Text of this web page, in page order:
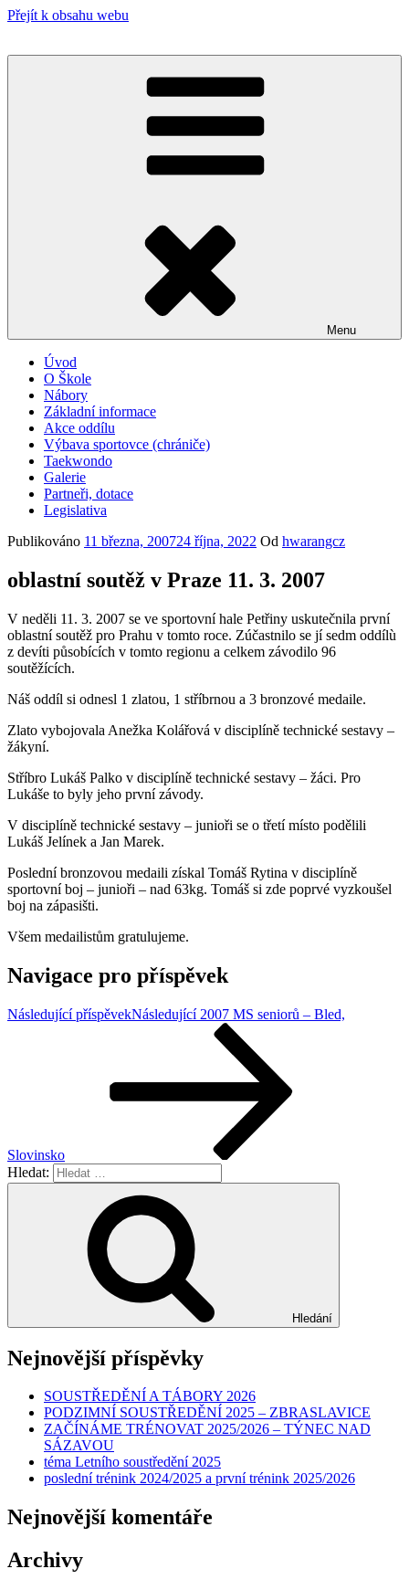
Přejít k obsahu webu
Menu
Úvod
O Škole
Nábory
Základní informace
Akce oddílu
Výbava sportovce (chrániče)
Taekwondo
Galerie
Partneři, dotace
Legislativa
Publikováno 11 března, 200724 října, 2022 Od hwarangcz
oblastní soutěž v Praze 11. 3. 2007
V neděli 11. 3. 2007 se ve sportovní hale Petřiny uskutečnila první
oblastní soutěž pro Prahu v tomto roce. Zúčastnilo se jí sedm oddílù
z devíti působících v tomto regionu a celkem závodilo 96
soutěžících.
Náš oddíl si odnesl 1 zlatou, 1 stříbrnou a 3 bronzové medaile.
Zlato vybojovala Anežka Kolářová v disciplíně technické sestavy –
žákyní.
Stříbro Lukáš Palko v disciplíně technické sestavy – žáci. Pro
Lukáše to byly jeho první závody.
V disciplíně technické sestavy – junioři se o třetí místo podělili
Lukáš Jelínek a Jan Marek.
Poslední bronzovou medaili získal Tomáš Rytina v disciplíně
sportovní boj – junioři – nad 63kg. Tomáš si zde poprvé vyzkoušel
boj na zápasišti.
Všem medailistům gratulujeme.
Navigace pro příspěvek
Následující příspěvekNásledující 2007 MS seniorů – Bled,
Slovinsko
Hledat:
Hledání
Nejnovější příspěvky
SOUSTŘEDĚNÍ A TÁBORY 2026
PODZIMNÍ SOUSTŘEDĚNÍ 2025 – ZBRASLAVICE
ZAČÍNÁME TRÉNOVAT 2025/2026 – TÝNEC NAD
SÁZAVOU
téma Letního soustředění 2025
poslední trénink 2024/2025 a první trénink 2025/2026
Nejnovější komentáře
Archivy